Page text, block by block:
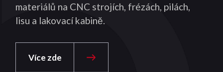
materiálů na CNC strojích, frézách, pilách,
lisu a lakovací kabině.
Více zde